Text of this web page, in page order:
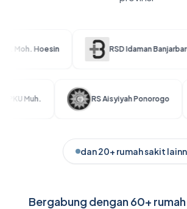
RSD Idaman Banjarbaru
Sehat PKU Muh. RS Aisyiyah
dan 20+ rumah sakit
Bergabung dengan 60+